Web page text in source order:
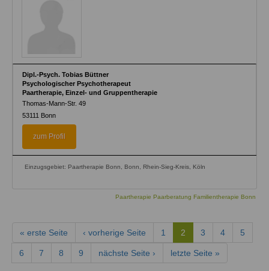
Dipl.-Psych. Tobias Büttner
Psychologischer Psychotherapeut
Paartherapie, Einzel- und Gruppentherapie
Thomas-Mann-Str. 49
53111 Bonn
zum Profil
Einzugsgebiet: Paartherapie Bonn, Bonn, Rhein-Sieg-Kreis, Köln
Paartherapie Paarberatung Familientherapie Bonn
« erste Seite ‹ vorherige Seite 1 2 3 4 5
6 7 8 9 nächste Seite › letzte Seite »